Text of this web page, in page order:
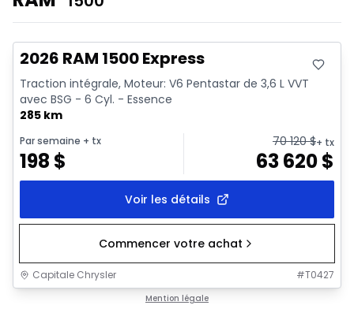
En stock
2026 RAM 1500 Express
Traction intégrale, Moteur: V6 Pentastar de 3,6 L VVT
avec BSG - 6 Cyl. - Essence
285 km
Par semaine + tx
198 $
70 120$+ tx
63 620$
Voir les détails
Commencer votre achat
Capitale Chrysler #T0427
Mention légale